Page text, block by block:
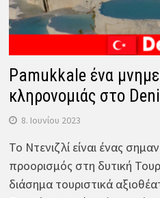
Pamukkale ένα
κληρονομιάς στο
8. Ιουνίου 2023
Το Ντενιζλί είναι ένας
προορισμός στη δυτική
διάσημα τουριστικά